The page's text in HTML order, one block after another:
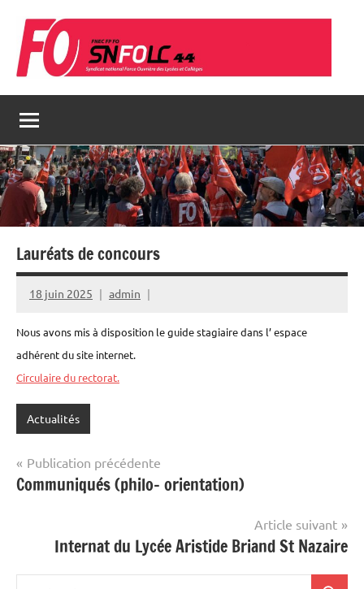
contenu
Lauréats de concours
18 juin 2025 admin
Nous avons mis à disposition le guide stagiaire dans l’ espace
adhérent du site internet.
Circulaire du rectorat.
Actualités
Navigation
de
Publication précédente
Communiqués (philo- orientation)
Article suivant
Internat du Lycée Aristide Briand St Nazaire